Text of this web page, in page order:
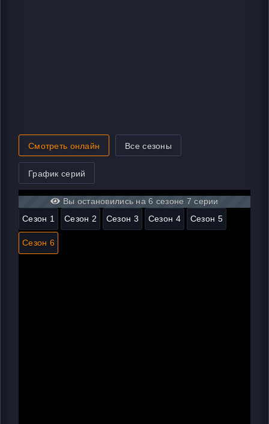
Смотреть онлайн Все сезоны
График серий
Вы остановились на 6 сезоне 7 серии
Сезон 1
Сезон 2 Сезон 3 Сезон 4 Сезон 5
Сезон 6